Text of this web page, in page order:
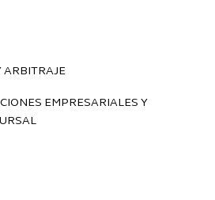
ARBITRAJE
EMPRESARIALES Y